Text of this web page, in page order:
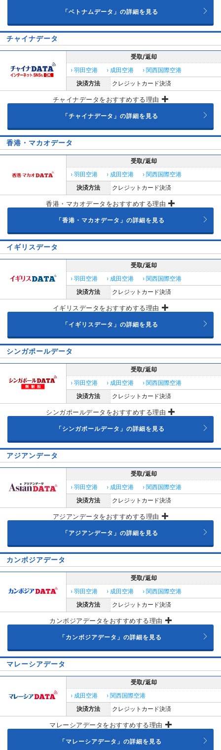
「ベトナムデータ」の詳細を見る
チャイナデータ
受取/返却
› 羽田空港
› 成田空港
› 関西国際空港
決済方法
クレジットカード決済
チャイナデータをおすすめする理由
「チャイナデータ」の詳細を見る
香港・マカオデータ
受取/返却
› 羽田空港
› 成田空港
› 関西国際空港
決済方法
クレジットカード決済
香港・マカオデータをおすすめする理由
「香港・マカオデータ」の詳細を見る
イギリスデータ
受取/返却
› 羽田空港
› 成田空港
› 関西国際空港
決済方法
クレジットカード決済
イギリスデータをおすすめする理由
「イギリスデータ」の詳細を見る
シンガポールデータ
受取/返却
› 羽田空港
› 成田空港
› 関西国際空港
決済方法
クレジットカード決済
シンガポールデータをおすすめする理由
「シンガポールデータ」の詳細を見る
アジアンデータ
受取/返却
› 羽田空港
› 成田空港
› 関西国際空港
決済方法
クレジットカード決済
アジアンデータをおすすめする理由
「アジアンデータ」の詳細を見る
カンボジアデータ
受取/返却
› 羽田空港
› 成田空港
› 関西国際空港
決済方法
クレジットカード決済
カンボジアデータをおすすめする理由
「カンボジアデータ」の詳細を見る
マレーシアデータ
受取/返却
› 成田空港
› 関西国際空港
決済方法
クレジットカード決済
マレーシアデータをおすすめする理由
「マレーシアデータ」の詳細を見る